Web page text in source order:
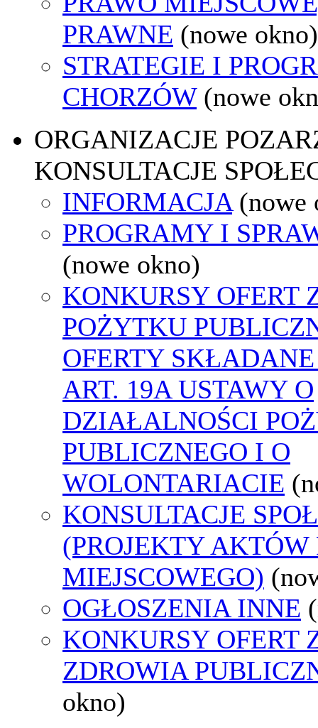
PRAWNE (nowe okno)
STRATEGIE I
CHORZÓW (nowe
ORGANIZACJE
KONSULTACJE
INFORMACJA (nowe
PROGRAMY I
(nowe okno)
KONKURSY OFERT
POŻYTKU
OFERTY
ART. 19A USTAWY O
DZIAŁALNOŚCI
PUBLICZNEGO I O
WOLONTARIACIE
KONSULTACJE
(PROJEKTY AKTÓW
MIEJSCOWEGO)
OGŁOSZENIA INNE
KONKURSY OFERT
ZDROWIA
okno)